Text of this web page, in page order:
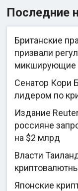
Последние
Британские
призвали
микширующие
Сенатор Кори
лидером по
Издание
россияне
на $2 млрд
Власти
Японские